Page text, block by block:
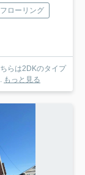
フローリング
もっと見る